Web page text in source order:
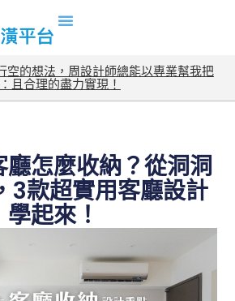
空的想法，周設計師總能以專業幫我把
且合理的盡力實現！
廳怎麼收納？從洞洞
3款超實用客廳設計
學起來！